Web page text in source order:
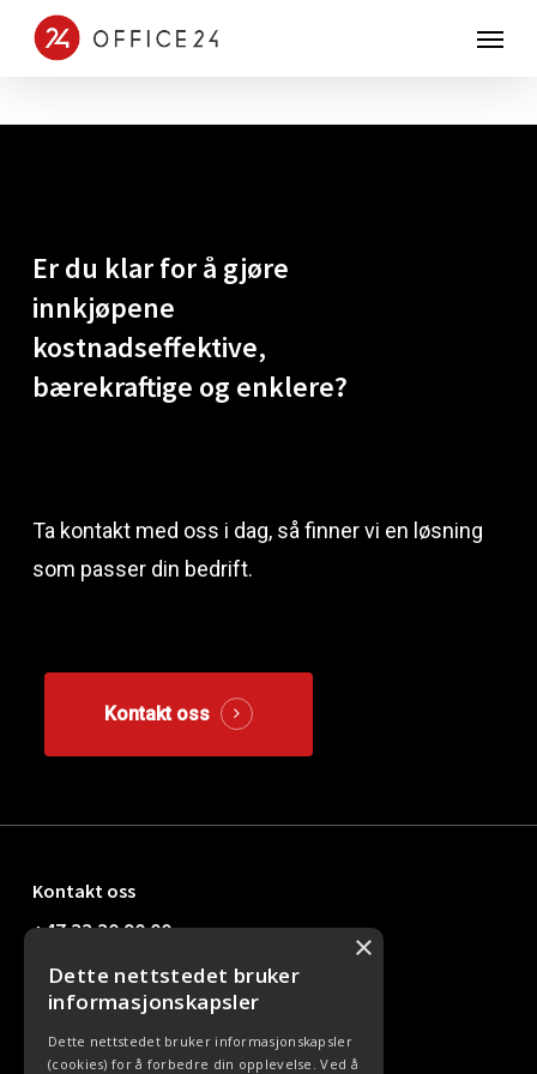
Erdu klarforå gjøre
innkjøpene
kostnadseffektive,
bærekraftige og enklere?
Ta kontakt med oss i dag, så finner vi en løsning
som passer din bedrift.
Kontakt oss
Kontakt oss
+47 33 30 90 00
kundesenter@office24.no
×
Dette nettstedet bruker
informasjonskapsler
Dette nettstedet bruker informasjonskapsler
(cookies) for å forbedre din opplevelse. Ved å